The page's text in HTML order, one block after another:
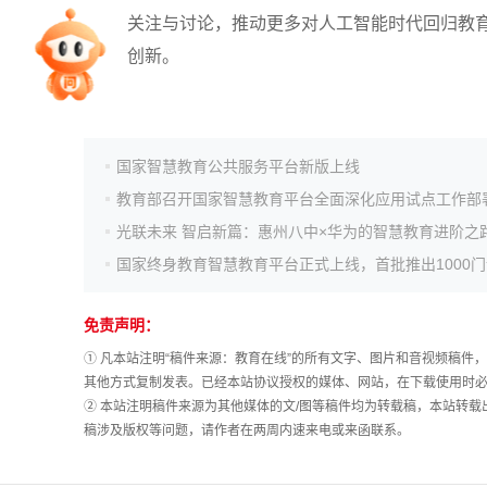
关注与讨论，推动更多对人工智能时代回归教
创新。
国家智慧教育公共服务平台新版上线
光联未来 智启新篇：惠州八中×华为的智慧教育进阶之
国家终身教育智慧教育平台正式上线，首批推出1000
免责声明：
① 凡本站注明“稿件来源：教育在线”的所有文字、图片和音视频稿件
其他方式复制发表。已经本站协议授权的媒体、网站，在下载使用时
② 本站注明稿件来源为其他媒体的文/图等稿件均为转载稿，本站转
稿涉及版权等问题，请作者在两周内速来电或来函联系。
专家指导课
高考真题